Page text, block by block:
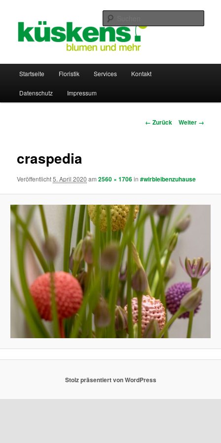
wechseln
küskens – blumen und mehr
Startseite Floristik Services Kontakt
Datenschutz Impressum
Bilder-
← Zurück Weiter →
craspedia
Veröffentlicht5. April 2020 am2560 × 1706in#wirbleibenzuhause
Stolz präsentiert von WordPress